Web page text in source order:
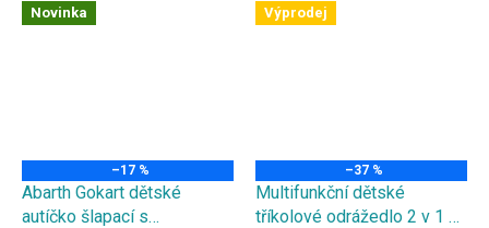
Novinka
–17 %
Abarth Gokart dětské
autíčko šlapací s
Výprodej
–37 %
Multifunkční dětské
tříkolové odrážedlo 2 v 1 s